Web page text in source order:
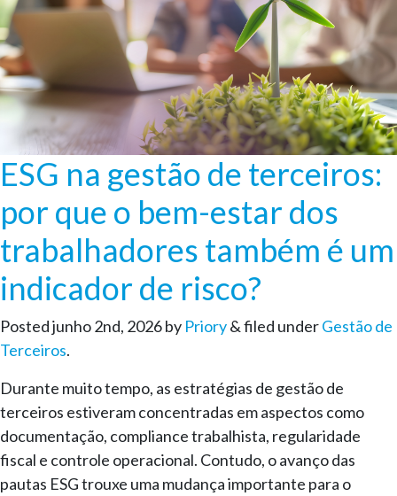
ESG na gestão de terceiros:
por que o bem-estar dos
trabalhadores também é um
indicador de risco?
Postedjunho 2nd, 2026by Priory&filed underGestão de
Terceiros.
Durante muito tempo, as estratégias de gestão de
terceiros estiveram concentradas em aspectos como
documentação, compliance trabalhista, regularidade
fiscal e controle operacional. Contudo, o avanço das
pautas ESG trouxe uma mudança importante para o